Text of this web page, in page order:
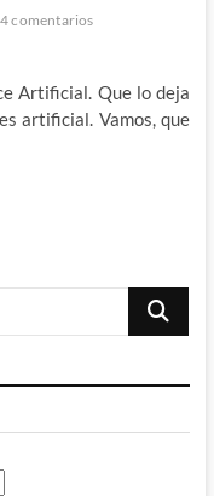
comentarios
Artificial. Que lo deja
artificial. Vamos, que
Buscar